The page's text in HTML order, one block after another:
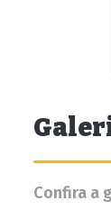
Confira a